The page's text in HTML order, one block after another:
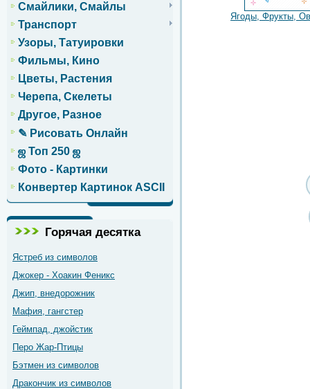
Смайлики, Смайлы
Транспорт
Узоры, Татуировки
Фильмы, Кино
Цветы, Растения
Черепа, Скелеты
Другое, Разное
✎ Рисовать Онлайн
ஜ Топ 250 ஜ
Фото - Картинки
Конвертер Картинок ASCII
Горячая десятка
Ястреб из символов
Джокер - Хоакин Феникс
Джип, внедорожник
Мафия, гангстер
Геймпад, джойстик
Перо Жар-Птицы
Бэтмен из символов
Дракончик из символов
Ягоды, Фрукты,